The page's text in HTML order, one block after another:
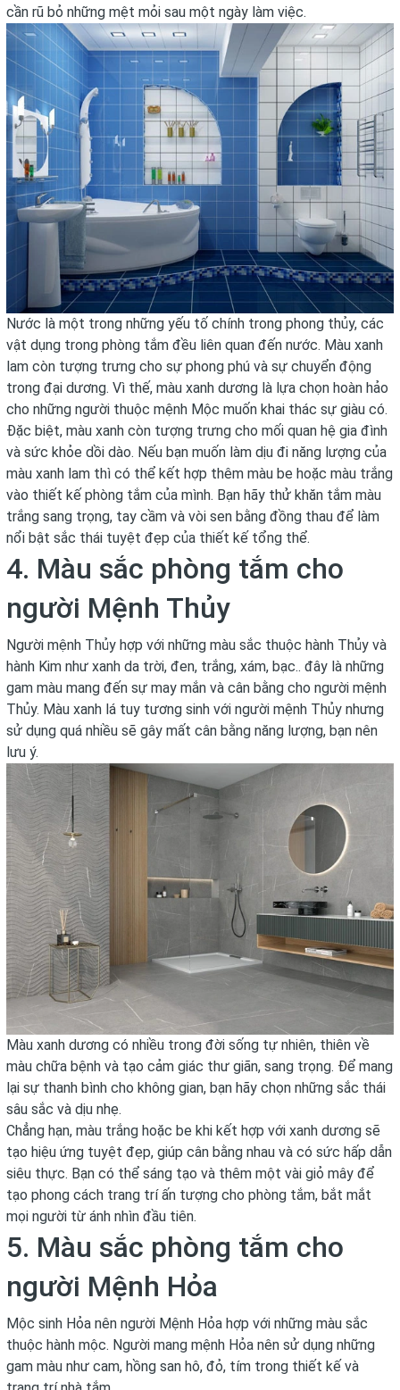
cần rũ bỏ những mệt mỏi sau một ngày làm việc.
Nước là một trong những yếu tố chính trong phong thủy, các
vật dụng trong phòng tắm đều liên quan đến nước. Màu xanh
lam còn tượng trưng cho sự phong phú và sự chuyển động
trong đại dương. Vì thế, màu xanh dương là lựa chọn hoàn hảo
cho những người thuộc mệnh Mộc muốn khai thác sự giàu có.
Đặc biệt, màu xanh còn tượng trưng cho mối quan hệ gia đình
và sức khỏe dồi dào. Nếu bạn muốn làm dịu đi năng lượng của
màu xanh lam thì có thể kết hợp thêm màu be hoặc màu trắng
vào thiết kế phòng tắm của mình. Bạn hãy thử khăn tắm màu
trắng sang trọng, tay cầm và vòi sen bằng đồng thau để làm
nổi bật sắc thái tuyệt đẹp của thiết kế tổng thể.
4. Màu sắc phòng tắm cho
người Mệnh Thủy
Người mệnh Thủy hợp với những màu sắc thuộc hành Thủy và
hành Kim như xanh da trời, đen, trắng, xám, bạc.. đây là những
gam màu mang đến sự may mắn và cân bằng cho người mệnh
Thủy. Màu xanh lá tuy tương sinh với người mệnh Thủy nhưng
sử dụng quá nhiều sẽ gây mất cân bằng năng lượng, bạn nên
lưu ý.
Màu xanh dương có nhiều trong đời sống tự nhiên, thiên về
màu chữa bệnh và tạo cảm giác thư giãn, sang trọng. Để mang
lại sự thanh bình cho không gian, bạn hãy chọn những sắc thái
sâu sắc và dịu nhẹ.
Chẳng hạn, màu trắng hoặc be khi kết hợp với xanh dương sẽ
tạo hiệu ứng tuyệt đẹp, giúp cân bằng nhau và có sức hấp dẫn
siêu thực. Bạn có thể sáng tạo và thêm một vài giỏ mây để
tạo phong cách trang trí ấn tượng cho phòng tắm, bắt mắt
mọi người từ ánh nhìn đầu tiên.
5. Màu sắc phòng tắm cho
người Mệnh Hỏa
Mộc sinh Hỏa nên người Mệnh Hỏa hợp với những màu sắc
thuộc hành mộc. Người mang mệnh Hỏa nên sử dụng những
gam màu như cam, hồng san hô, đỏ, tím trong thiết kế và